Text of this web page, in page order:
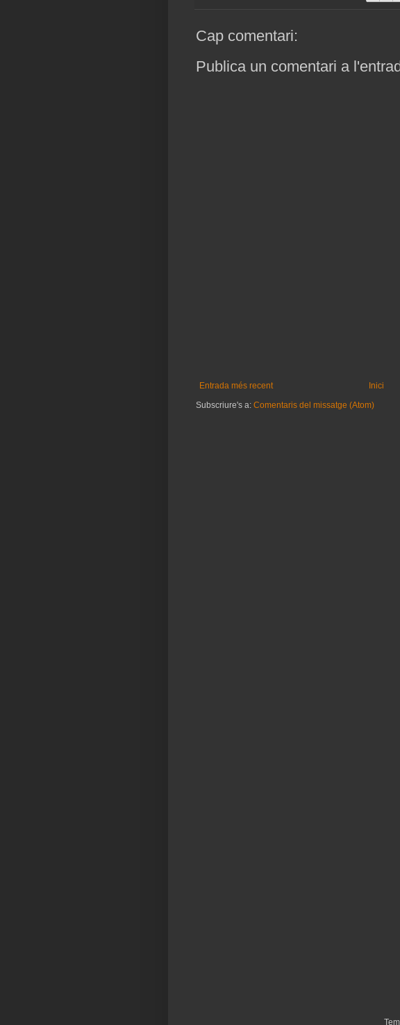
Cap comentari:
Publica un comentari a
Entrada més recent
Inici
Subscriure's a: Comentaris del missatge (Atom)